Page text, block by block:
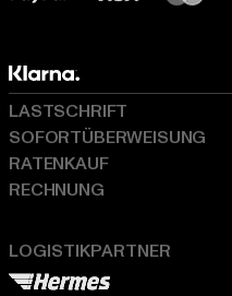
LOGISTIKPARTNER
LASTSCHRIFT
SOFORTÜBERWEISUNG
RATENKAUF
RECHNUNG